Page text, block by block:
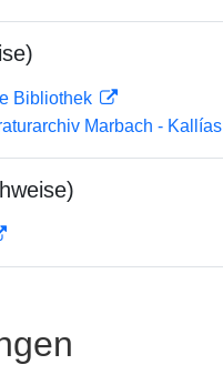
Bibliothek
Marbach - Kallías